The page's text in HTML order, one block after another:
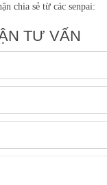
chia sẻ từ các senpai:
TƯ VẤN